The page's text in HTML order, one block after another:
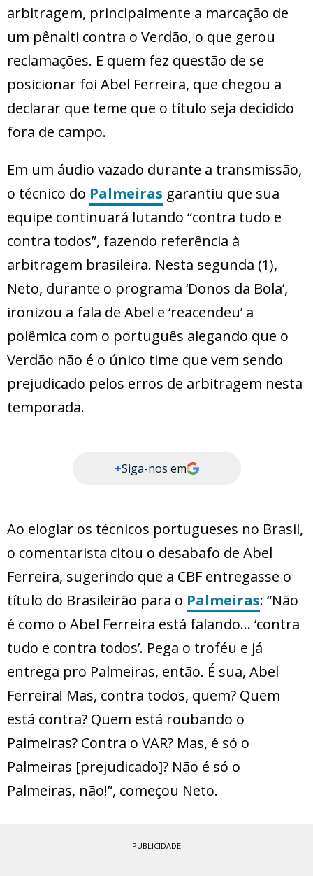
arbitragem, principalmente a marcação de
um pênalti contra o Verdão, o que gerou
reclamações. E quem fez questão de se
posicionar foi Abel Ferreira, que chegou a
declarar que teme que o título seja decidido
fora de campo.
Em um áudio vazado durante a transmissão,
o técnico do Palmeiras garantiu que sua
equipe continuará lutando “contra tudo e
contra todos”, fazendo referência à
arbitragem brasileira. Nesta segunda (1),
Neto, durante o programa ‘Donos da Bola’,
ironizou a fala de Abel e ‘reacendeu’ a
polêmica com o português alegando que o
Verdão não é o único time que vem sendo
prejudicado pelos erros de arbitragem nesta
temporada.
+Siga-nos em
Ao elogiar os técnicos portugueses no Brasil,
o comentarista citou o desabafo de Abel
Ferreira, sugerindo que a CBF entregasse o
título do Brasileirão para o Palmeiras: “Não
é como o Abel Ferreira está falando… ‘contra
tudo e contra todos’. Pega o troféu e já
entrega pro Palmeiras, então. É sua, Abel
Ferreira! Mas, contra todos, quem? Quem
está contra? Quem está roubando o
Palmeiras? Contra o VAR? Mas, é só o
Palmeiras [prejudicado]? Não é só o
Palmeiras, não!”, começou Neto.
PUBLICIDADE